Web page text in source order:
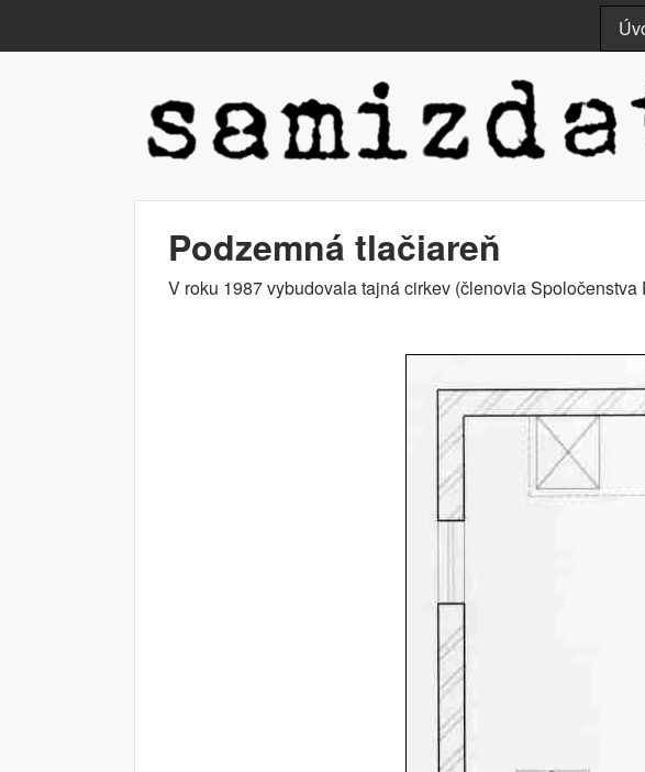
www.samizdat.sk
Podzemná tlačiareň
V roku 1987 vybudovala tajná cirkev (členovia